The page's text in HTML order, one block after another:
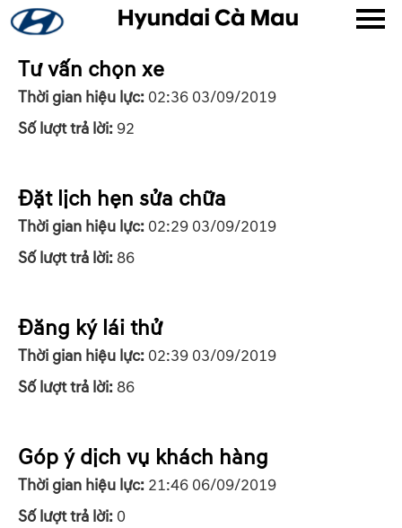
Tư vấn chọn xe
Thời gian hiệu lực: 02:36 03/09/2019
Số lượt trả lời: 92
Đặt lịch hẹn sửa chữa
Thời gian hiệu lực: 02:29 03/09/2019
Số lượt trả lời:86
Đăng ký lái thử
Thời gian hiệu lực: 02:39 03/09/2019
Số lượt trả lời:86
Góp ý dịch vụ khách hàng
Thời gian hiệu lực: 21:46 06/09/2019
Số lượt trả lời: 0